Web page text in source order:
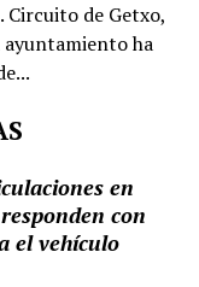
Circuito de Getxo,
ha
en
con
el vehículo